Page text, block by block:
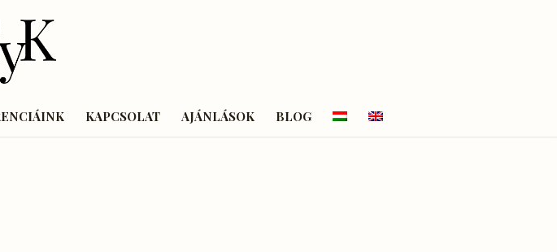
KAPCSOLAT AJÁNLÁSOK BLOG